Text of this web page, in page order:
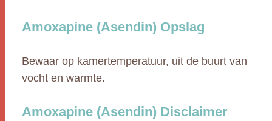
Amoxapine (Asendin) Opslag
Bewaar op kamertemperatuur, uit de buurt van
vocht en warmte.
Amoxapine (Asendin) Disclaimer